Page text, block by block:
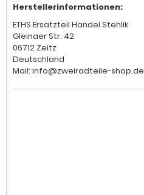
Herstellerinformationen:
ETHS Ersatzteil Handel Stehlik
Gleinaer Str. 42
06712 Zeitz
Deutschland
Mail: info@zweiradteile-shop.de